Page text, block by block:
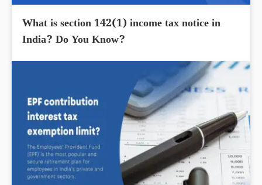
What is section 142(1) income tax notice in
India? Do You Know?